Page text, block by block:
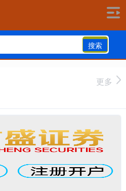
搜索
更多